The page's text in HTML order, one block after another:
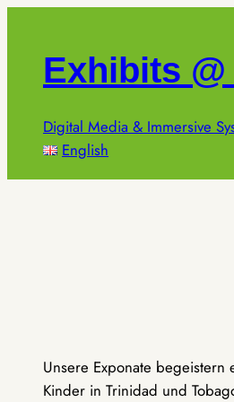
springenExhibits @
Digital Media & Immersive
English
Unsere Exponate
Kinder in Trinidad und